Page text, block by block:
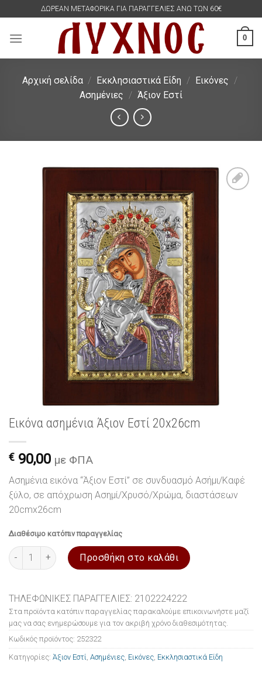
content
ΔΩΡΕΑΝ ΜΕΤΑΦΟΡΙΚΑ ΓΙΑ ΠΑΡΑΓΓΕΛΙΕΣ ΑΝΩ ΤΩΝ 60€
0
Αρχική σελίδα / Εκκλησιαστικά Είδη / Εικόνες /
Ασημένιες / Άξιον Εστί
Εικόνα ασημένια Άξιον Εστί 20x26cm
€ 90,00 με ΦΠΑ
Ασημένια εικόνα “Άξιον Εστί” σε συνδυασμό Ασήμι/Καφέ
ξύλο, σε απόχρωση Ασημί/Χρυσό/Χρώμα, διαστάσεων
20cmx26cm
Διαθέσιμο κατόπιν παραγγελίας
Εικόνα ασημένια Άξιον Εστί 20x26cm ποσότητα
Προσθήκη στο καλάθι
ΤΗΛΕΦΩΝΙΚΕΣ ΠΑΡΑΓΓΕΛΙΕΣ: 2102224222
Στα προϊόντα κατόπιν παραγγελίας παρακαλούμε επικοινωνήστε μαζί
μας να σας ενημερώσουμε για τον ακριβή χρόνο διαθεσιμότητας.
Κωδικός προϊόντος: 252322
Κατηγορίες: Άξιον Εστί Ασημένιες Εικόνες Εκκλησιαστικά Είδη